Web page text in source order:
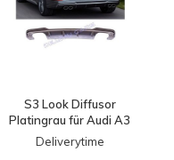
S3 Look Diffusor
Platingrau für Audi A3
8V (S line hintere
Stoßstange)
Deliverytime